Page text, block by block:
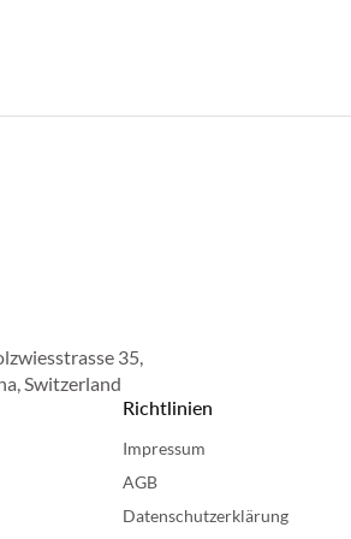
35,
Switzerland
Richtlinien
Impressum
AGB
Datenschutzerklärung